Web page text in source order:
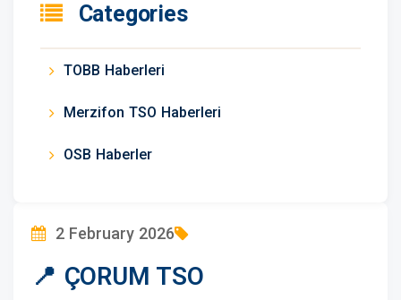
Categories
TOBB Haberleri
Merzifon TSO Haberleri
OSB Haberler
2 February 2026
📍 ÇORUM TSO